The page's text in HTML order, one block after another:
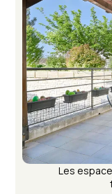
Les